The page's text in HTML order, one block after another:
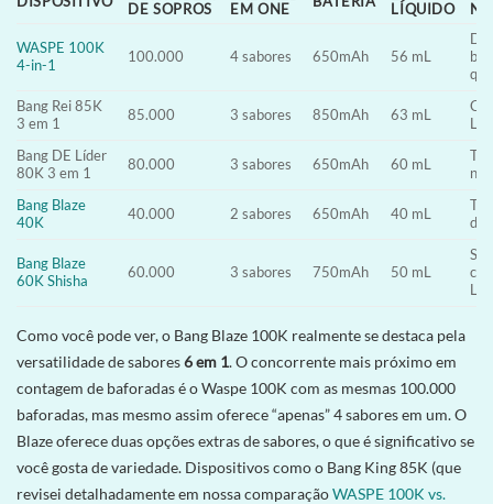
DE SOPROS
EM ONE
LÍQUIDO
WASPE 100K
4-in-1
100.000 4 sabores 650mAh 56 mL
Bang Rei 85K
3 em 1
85.000 3 sabores 850mAh 63 mL
Bang DE Líder
80K 3 em 1
80.000 3 sabores 650mAh 60 mL
Bang Blaze
40K
40.000 2 sabores 650mAh 40 mL
Bang Blaze
60K Shisha
60.000 3 sabores 750mAh 50 mL
Como você pode ver, o Bang Blaze 100K realmente se destaca pela
versatilidade de sabores6 em 1. O concorrente mais próximo em
contagem de baforadas é o Waspe 100K com as mesmas 100.000
baforadas, mas mesmo assim oferece “apenas” 4 sabores em um. O
Blaze oferece duas opções extras de sabores, o que é significativo se
você gosta de variedade. Dispositivos como o Bang King 85K (que
revisei detalhadamente em nossa comparaçãoWASPE 100K vs.